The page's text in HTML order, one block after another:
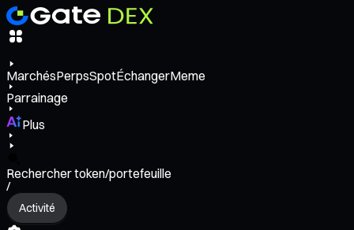
MarchésPerpsSpotÉchangerMeme
Parrainage
Plus
Rechercher token/portefeuille
/
Activité